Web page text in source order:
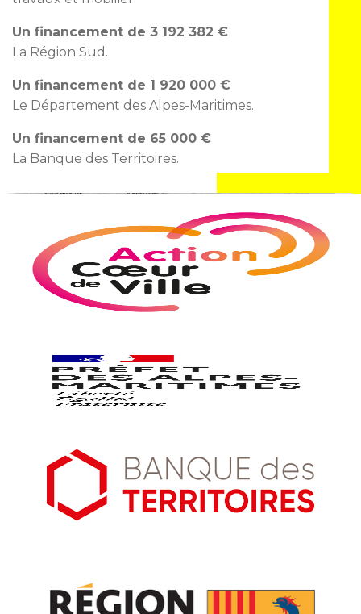
Un financement de 3 192 382 €
La Région Sud.
Un financement de 1 920 000 €
Le Département des Alpes-Maritimes.
Un financement de 65 000 €
La Banque des Territoires.